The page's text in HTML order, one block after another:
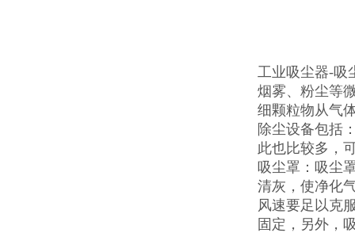
工业吸尘器-吸
烟雾、粉尘等
细颗粒物从气
除尘设备包括
此也比较多，
吸尘罩：吸尘
清灰，使净化
风速要足以克
固定，另外，